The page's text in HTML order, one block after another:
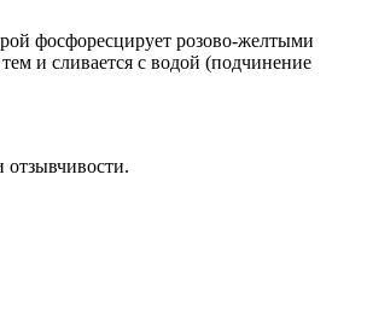
фосфоресцирует розово-желтыми
и сливается с водой (подчинение
отзывчивости.